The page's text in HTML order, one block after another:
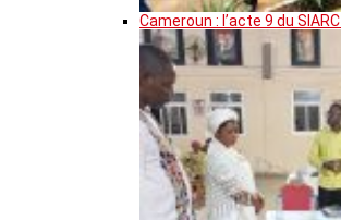
Cameroun : l’acte 9 du